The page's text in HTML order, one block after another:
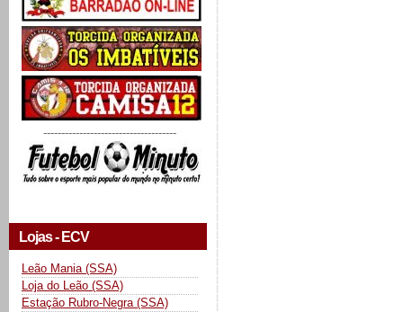
-------------------------------------
Lojas - ECV
Leão Mania (SSA)
Loja do Leão (SSA)
Estação Rubro-Negra (SSA)